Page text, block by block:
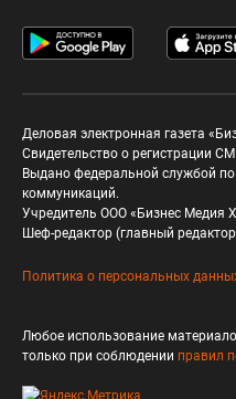
Деловая электронная газета
Свидетельство о регистрации
Выдано федеральной службой
коммуникаций.
Учредитель ООО «Бизнес Медия
Шеф-редактор (главный
Политика о персональных
Любое использование
только при соблюдении правил